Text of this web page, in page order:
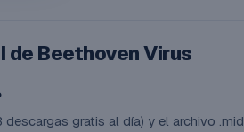
de Beethoven Virus
gratis al día) y el archivo .mid